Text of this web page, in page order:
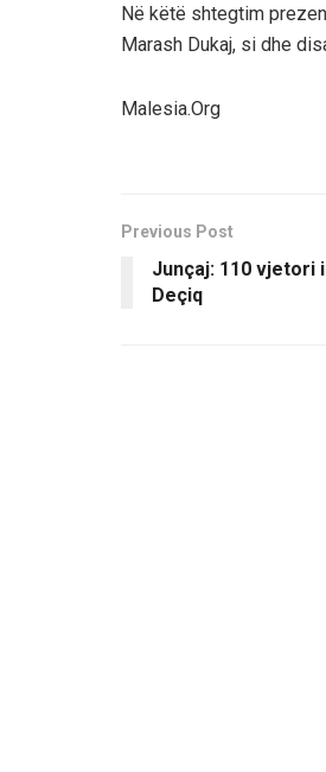
Në këtë shtegtim
Marash Dukaj, si dhe
Malesia.Org
Previous Post
Junçaj: 110 vjetori
Deçiq